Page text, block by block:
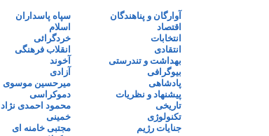
آوارگان و پناهندگان
اقتصاد
انتخابات
انتقادی
بهداشت و تندرستی
بیوگرافی
پادشاهی
پیشنهاد و نظریات
تاریخی
تکنولوژی
جنایات رژیم
سپاه پاسداران
اسلام
خردگرائی
انقلاب فرهنگی
آخوند
آزادی
میرحسین موسوی
دموکراسی
محمود احمدی نژاد
خمینی
مجتبی خامنه ای